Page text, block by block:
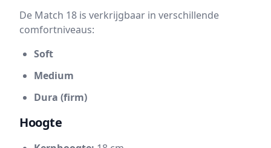
De Match 18 is verkrijgbaar in verschillende
comfortniveaus:
Soft
Medium
Dura (firm)
Hoogte